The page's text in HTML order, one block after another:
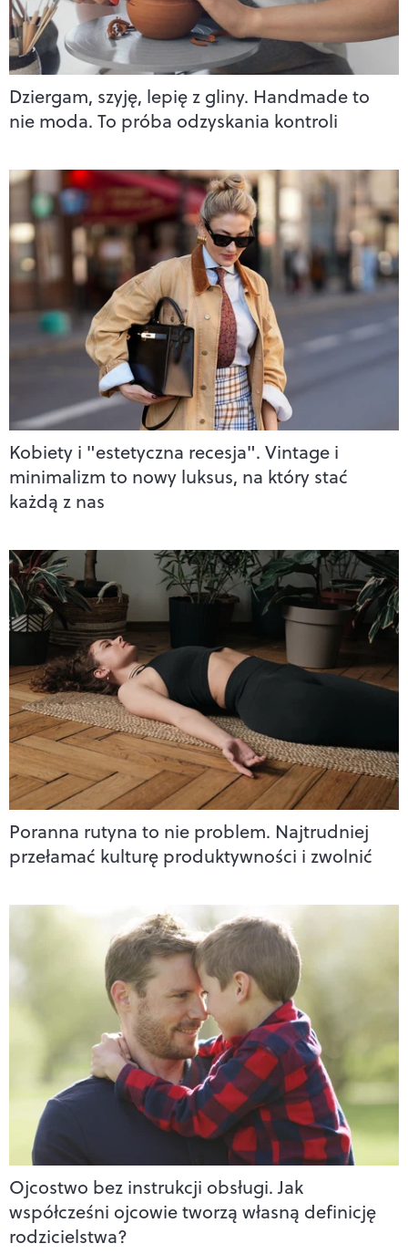
Dziergam, szyję, lepię z gliny. Handmade to
nie moda. To próba odzyskania kontroli
Kobiety i "estetyczna recesja". Vintage i
minimalizm to nowy luksus, na który stać
każdą z nas
Poranna rutyna to nie problem. Najtrudniej
przełamać kulturę produktywności i zwolnić
Ojcostwo bez instrukcji obsługi. Jak
współcześni ojcowie tworzą własną definicję
rodzicielstwa?